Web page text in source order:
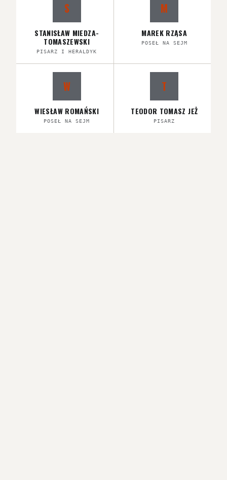
S
STANISŁAW MIEDZA-
TOMASZEWSKI
PISARZ I HERALDYK
M
MAREK RZĄSA
POSEŁ NA SEJM
W
WIESŁAW ROMAŃSKI
POSEŁ NA SEJM
T
TEODOR TOMASZ JEŻ
PISARZ